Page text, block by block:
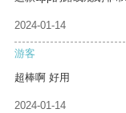
2024-01-14
游客
超棒啊 好用
2024-01-14